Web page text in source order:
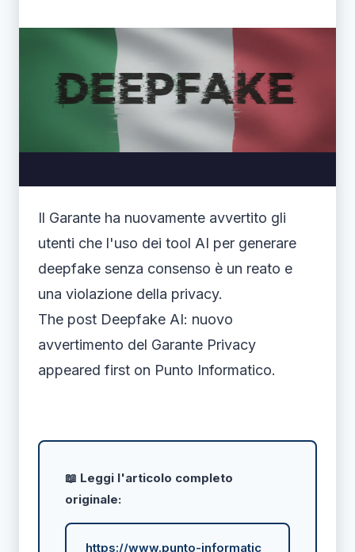
Il Garante ha nuovamente avvertito gli
utenti che l'uso dei tool AI per generare
deepfake senza consenso è un reato e
una violazione della privacy.
The post Deepfake AI: nuovo
avvertimento del Garante Privacy
appeared first on Punto Informatico.
📖 Leggi l'articolo completo
originale:
https://www.punto-informatic